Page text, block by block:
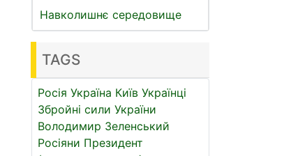
Навколишнє середовище
TAGS
Росія Україна Київ Українці
Збройні сили України
Володимир Зеленський
Росіяни Президент